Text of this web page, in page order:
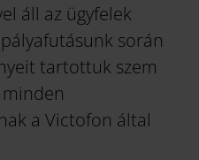
áll az ügyfelek
során
tartottuk szem
a Victofon által